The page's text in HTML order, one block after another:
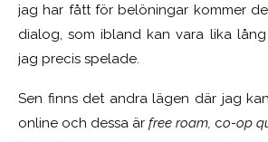
jag har fått för belöningar kommer
dialog, som ibland kan vara lika
jag precis spelade.
Sen finns det andra lägen där jag
online och dessa är free roam, co-op